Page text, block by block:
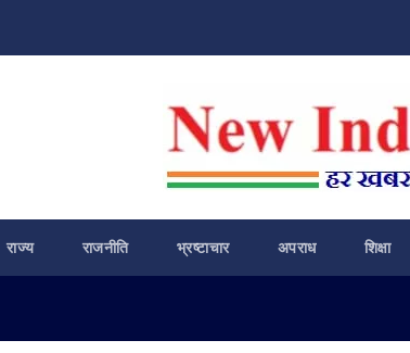
राज्य राजनीति भ्रष्टाचार अपराध शिक्षा